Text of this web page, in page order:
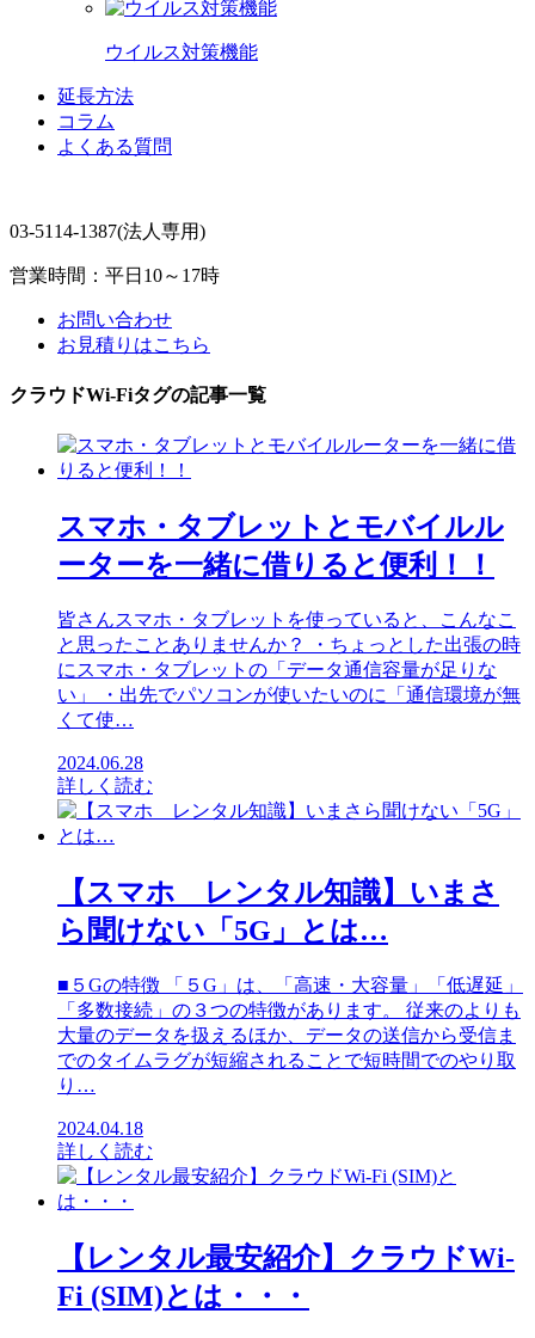
ウイルス対策機能
延長方法
コラム
よくある質問
03-5114-1387(法人専用)
営業時間：平日10～17時
お問い合わせ
お見積りはこちら
クラウドWi-Fiタグの記事一覧
スマホ・タブレットとモバイルル
ーターを一緒に借りると便利！！
皆さんスマホ・タブレットを使っていると、こんなこ
と思ったことありませんか？ ・ちょっとした出張の時
にスマホ・タブレットの「データ通信容量が足りな
い」 ・出先でパソコンが使いたいのに「通信環境が無
くて使…
2024.06.28
詳しく読む
【スマホ レンタル知識】いまさ
ら聞けない「5G」とは…
■５Gの特徴 「５G」は、「高速・大容量」「低遅延」
「多数接続」の３つの特徴があります。 従来のよりも
大量のデータを扱えるほか、データの送信から受信ま
でのタイムラグが短縮されることで短時間でのやり取
り…
2024.04.18
詳しく読む
【レンタル最安紹介】クラウドWi-
Fi (SIM)とは・・・